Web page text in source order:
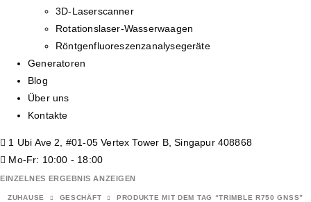
3D-Laserscanner
Rotationslaser-Wasserwaagen
Röntgenfluoreszenzanalysegeräte
Generatoren
Blog
Über uns
Kontakte
1 Ubi Ave 2, #01-05 Vertex Tower B, Singapur 408868
Mo-Fr: 10:00 - 18:00
EINZELNES ERGEBNIS ANZEIGEN
ZUHAUSE GESCHÄFT PRODUKTE MIT DEM TAG “TRIMBLE R750 GNSS”